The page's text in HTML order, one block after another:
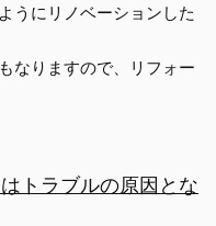
うに リノベーションした
なりますので、リフォー
トラブルの原因とな